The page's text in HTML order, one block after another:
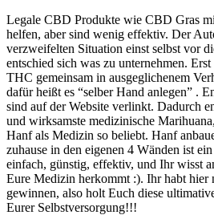
Legale CBD Produkte wie CBD Gras
helfen, aber sind wenig effektiv. Der
verzweifelten Situation einst selbst vor
entschied sich was zu unternehmen. Erst
THC gemeinsam in ausgeglichenem
dafür heißt es “selber Hand anlegen” .
sind auf der Website verlinkt. Dadurch
und wirksamste medizinische
Hanf als Medizin so beliebt. Hanf
zuhause in den eigenen 4 Wänden ist ein
einfach, günstig, effektiv, und Ihr wisst
Eure Medizin herkommt :). Ihr habt hier
gewinnen, also holt Euch diese
Eurer Selbstversorgung!!!